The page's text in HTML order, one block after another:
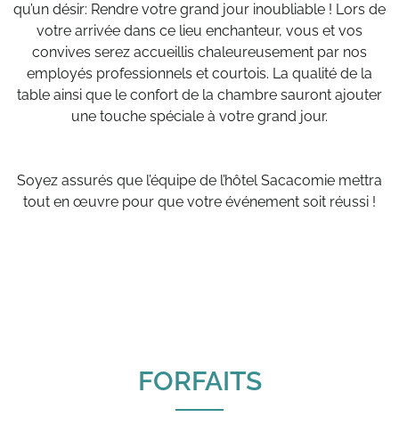
qu’un désir: Rendre votre grand jour inoubliable ! Lors de
votre arrivée dans ce lieu enchanteur, vous et vos
convives serez accueillis chaleureusement par nos
employés professionnels et courtois. La qualité de la
table ainsi que le confort de la chambre sauront ajouter
une touche spéciale à votre grand jour.
Soyez assurés que l’équipe de l’hôtel Sacacomie mettra
tout en œuvre pour que votre événement soit réussi !
FORFAITS